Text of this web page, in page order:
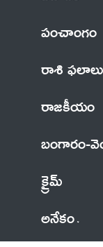
పంచాంగం
రాశి ఫలాలు
రాజకీయం
బంగారం-
క్రైమ్
అనేకం